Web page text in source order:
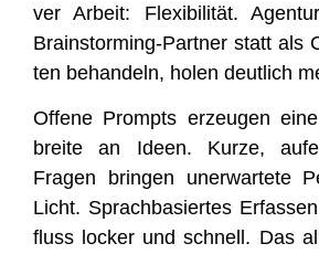
ver Arbeit: Fle­xi­bi­li­tät.
Brain­stor­ming-Part­ner statt als
ten behan­deln, holen deut­lich
Offe­ne Prompts erzeu­gen
brei­te an Ideen. Kur­ze,
Fra­gen brin­gen uner­war­te­te
Licht. Sprach­ba­sier­tes
fluss locker und schnell. Das